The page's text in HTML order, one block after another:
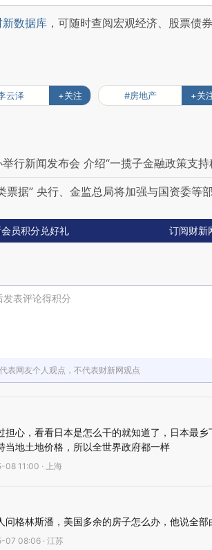
新数据库 ，可随时查阅宏观经济、股票债
云泽 +关注 #房地产 +关
行新闻发布会 介绍“一揽子金融政策支
票据” 央行、金监总局将加强与国资委等
会员积分兑好礼 订阅财新
发表评论得积分
表网友个人观点，不代表财新网观点
担心，看看日本是怎么干的就知道了，日本最乡
当地土地价格，所以全世界政府都一样
11:00 · 上海
问格林斯潘，美国多余的房子怎么办，他说全
07 08:06 · 江苏